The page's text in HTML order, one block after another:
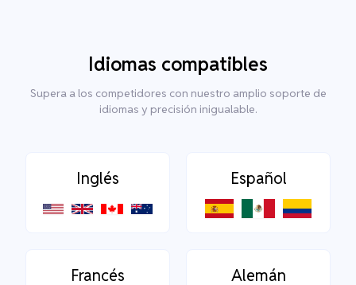
Idiomas compatibles
Supera a los competidores con nuestro amplio soporte de
idiomas y precisión inigualable.
Inglés Español
Francés Alemán